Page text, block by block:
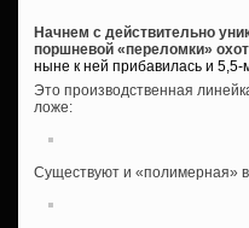
Начнем с действительно
поршневой «переломки»
ныне к ней прибавилась и
Это производственная
ложе:
Существуют и «полимерная»